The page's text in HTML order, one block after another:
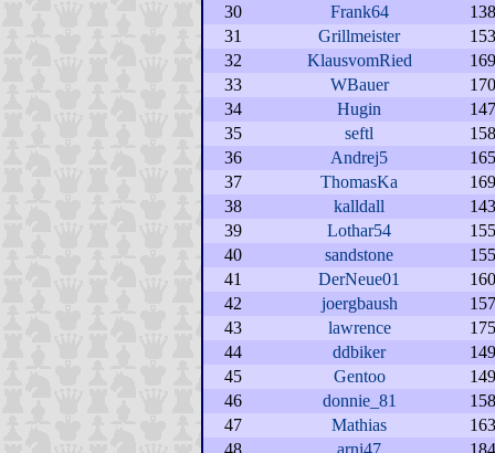
30
Frank64
31
Grillmeister
32
KlausvomRied
33
WBauer
34
Hugin
35
seftl
36
Andrej5
37
ThomasKa
38
kalldall
39
Lothar54
40
sandstone
41
DerNeue01
42
joergbaush
43
lawrence
44
ddbiker
45
Gentoo
46
donnie_81
47
Mathias
48
arni47